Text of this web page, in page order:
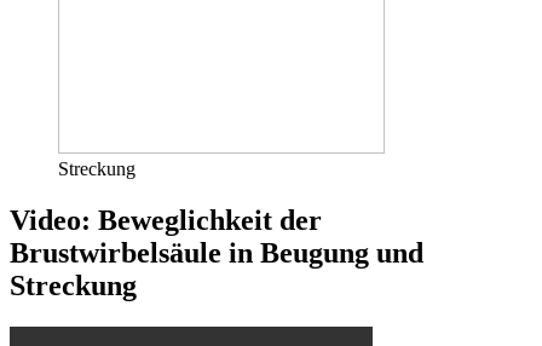
Streckung
Video: Beweglichkeit der
Brustwirbelsäule in Beugung und
Streckung